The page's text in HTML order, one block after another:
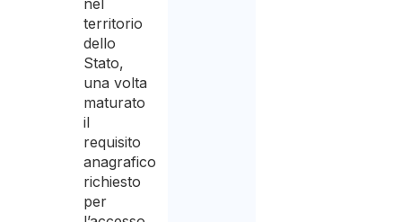
nel
territorio
dello
Stato,
una volta
maturato
il
requisito
anagrafico
richiesto
per